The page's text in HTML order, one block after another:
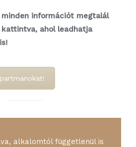
információt megtalál
kattintva, ahol leadhatja
alkalomtól függetlenül is